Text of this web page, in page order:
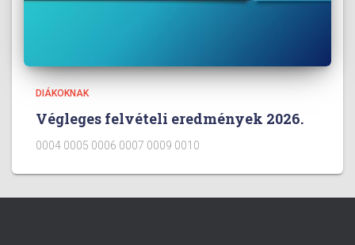
DIÁKOKNAK
Végleges felvételi eredmények 2026.
0004 0005 0006 0007 0009 0010